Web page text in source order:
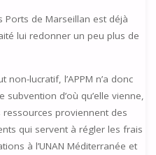
Ports de Marseillan est déjà
lui redonner un peu plus de
lucratif, l’APPM n’a donc
d’où qu’elle vienne,
proviennent des
qui servent à régler les frais
à l’UNAN Méditerranée et